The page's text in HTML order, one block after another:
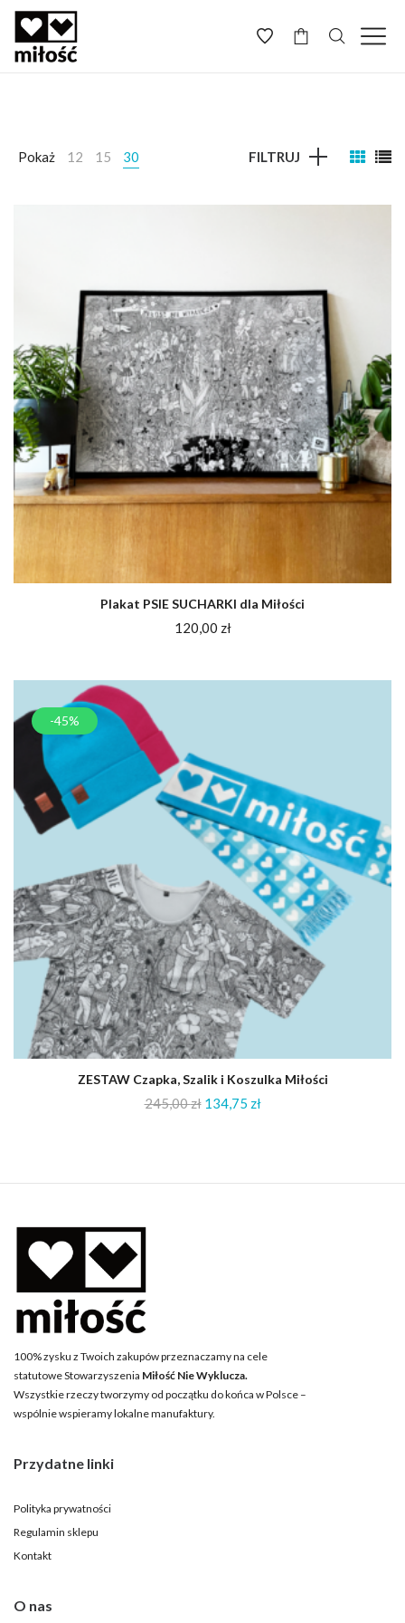
Pokaż 12 15 30 FILTRUJ
Plakat PSIE SUCHARKI dla Miłości
120,00 zł
-45%
ZESTAW Czapka, Szalik i Koszulka Miłości
245,00zł 134,75 zł
100% zysku z Twoich zakupów przeznaczamy na cele
statutowe Stowarzyszenia Miłość Nie Wyklucza.
Wszystkie rzeczy tworzymy od początku do końca w Polsce –
wspólnie wspieramy lokalne manufaktury.
Przydatne linki
Polityka prywatności
Regulamin sklepu
Kontakt
O nas